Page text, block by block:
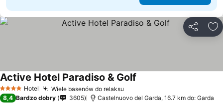
4 KategoriaHotel Wiele basenów do relaksu
Active Hotel Paradiso & Golf
8,4 Bardzo dobry 3605 Castelnuovo del Garda, 16.7 km do: Garda